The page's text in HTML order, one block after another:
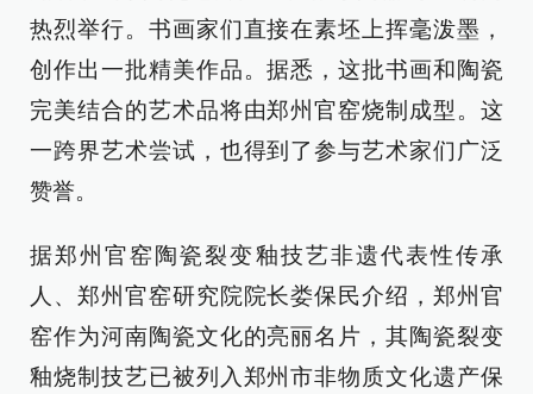
热烈举行。书画家们直接在素坯上挥毫泼墨，
创作出一批精美作品。据悉，这批书画和陶瓷
完美结合的艺术品将由郑州官窑烧制成型。这
一跨界艺术尝试，也得到了参与艺术家们广泛
赞誉。
据郑州官窑陶瓷裂变釉技艺非遗代表性传承
人、郑州官窑研究院院长娄保民介绍，郑州官
窑作为河南陶瓷文化的亮丽名片，其陶瓷裂变
釉烧制技艺已被列入郑州市非物质文化遗产保